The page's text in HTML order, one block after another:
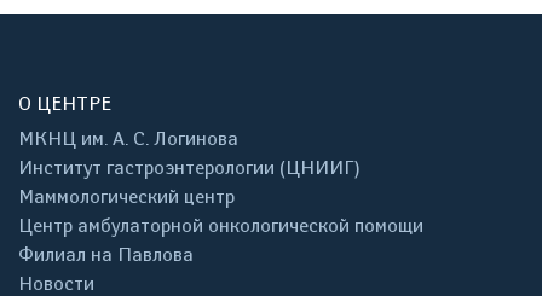
О ЦЕНТРЕ
МКНЦ им. А. С. Логинова
Институт гастроэнтерологии (ЦНИИГ)
Маммологический центр
Центр амбулаторной онкологической помощи
Филиал на Павлова
Новости